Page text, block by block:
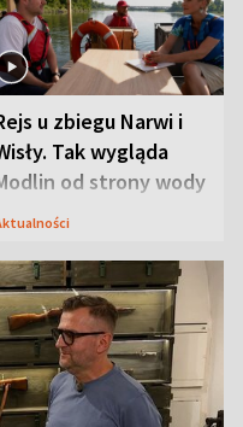
u zbiegu Narwi i
Tak wygląda
od strony wody